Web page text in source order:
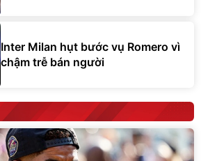
Inter Milan hụt bước vụ Romero vì
chậm trễ bán người